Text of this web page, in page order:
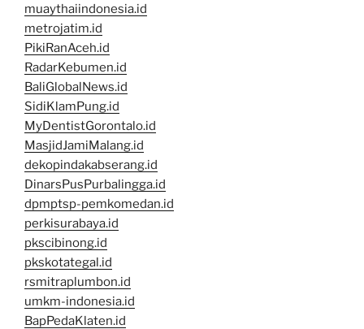
muaythaiindonesia.id
metrojatim.id
PikiRanAceh.id
RadarKebumen.id
BaliGlobalNews.id
SidiKlamPung.id
MyDentistGorontalo.id
MasjidJamiMalang.id
dekopindakabserang.id
DinarsPusPurbalingga.id
dpmptsp-pemkomedan.id
perkisurabaya.id
pkscibinong.id
pkskotategal.id
rsmitraplumbon.id
umkm-indonesia.id
BapPedaKlaten.id